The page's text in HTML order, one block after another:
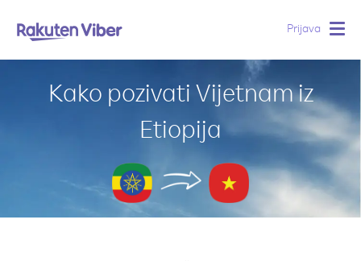
Prijava
Kako pozivati Vijetnam iz
Etiopija